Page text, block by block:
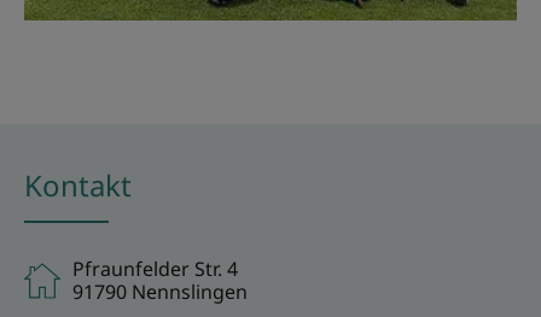
Kontakt
Pfraunfelder Str. 4
91790 Nennslingen